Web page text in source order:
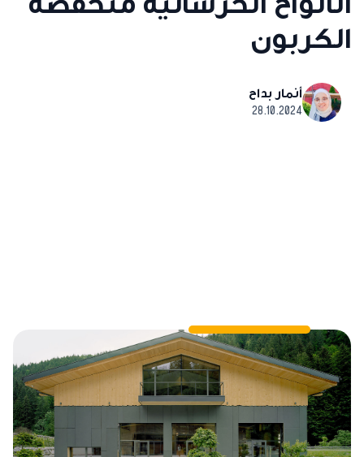
الكربون
أنمار بداح
28.10.2024